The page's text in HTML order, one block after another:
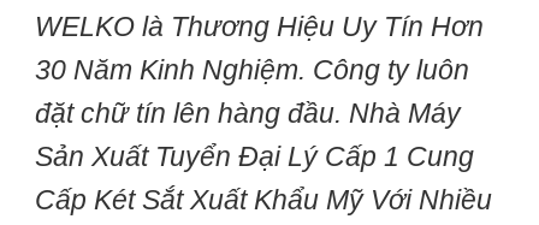
WELKO là Thương Hiệu Uy Tín Hơn
30 Năm Kinh Nghiệm. Công ty luôn
đặt chữ tín lên hàng đầu. Nhà Máy
Sản Xuất Tuyển Đại Lý Cấp 1 Cung
Cấp Két Sắt Xuất Khẩu Mỹ Với Nhiều